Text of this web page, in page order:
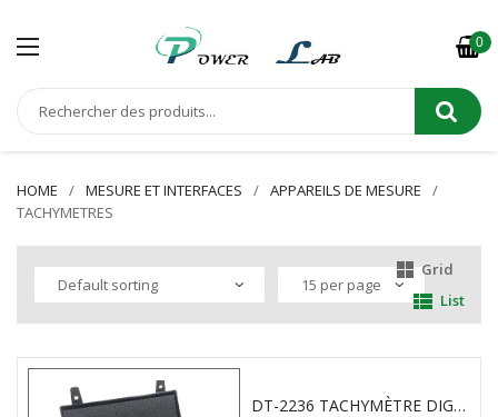
0
HOME MESURE ET INTERFACES
APPAREILS DE MESURE
TACHYMETRES
Grid
List
DT-2236 TACHYMÈTRE DIGITAL À CONTACT ET À RÉFLEXION LUTRON